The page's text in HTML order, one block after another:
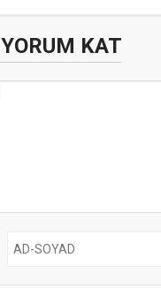
YORUM KAT